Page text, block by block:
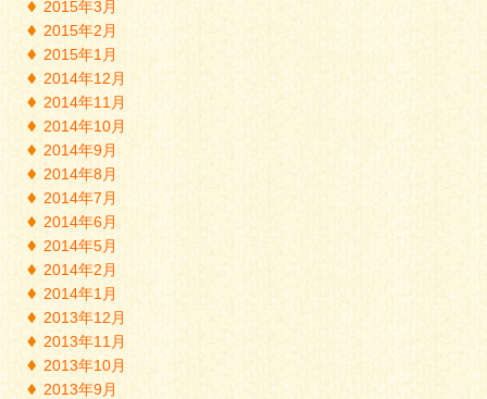
2015年3月
2015年2月
2015年1月
2014年12月
2014年11月
2014年10月
2014年9月
2014年8月
2014年7月
2014年6月
2014年5月
2014年2月
2014年1月
2013年12月
2013年11月
2013年10月
2013年9月